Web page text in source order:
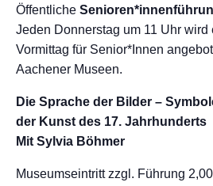
Öffentliche
Jeden Donnerstag um 11 Uhr wird
Vormittag für Senior*Innen
Aachener Museen.
Die Sprache der Bilder –
der Kunst des 17. Jahrhunderts
Mit Sylvia Böhmer
Museumseintritt zzgl. Führung